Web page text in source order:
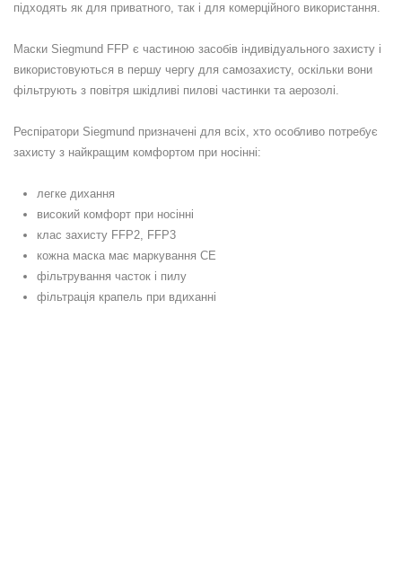
підходять як для приватного, так і для комерційного використання.
Маски Siegmund FFP є частиною засобів індивідуального захисту і
використовуються в першу чергу для самозахисту, оскільки вони
фільтрують з повітря шкідливі пилові частинки та аерозолі.
Респіратори Siegmund призначені для всіх, хто особливо потребує
захисту з найкращим комфортом при носінні:
легке дихання
високий комфорт при носінні
клас захисту FFP2, FFP3
кожна маска має маркування CE
фільтрування часток і пилу
фільтрація крапель при вдиханні